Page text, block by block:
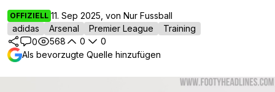
OFFIZIELL 11. Sep 2025, von Nur Fussball
adidas
Arsenal Premier League
Training
0
568 0
0
Als bevorzugte Quelle hinzufügen